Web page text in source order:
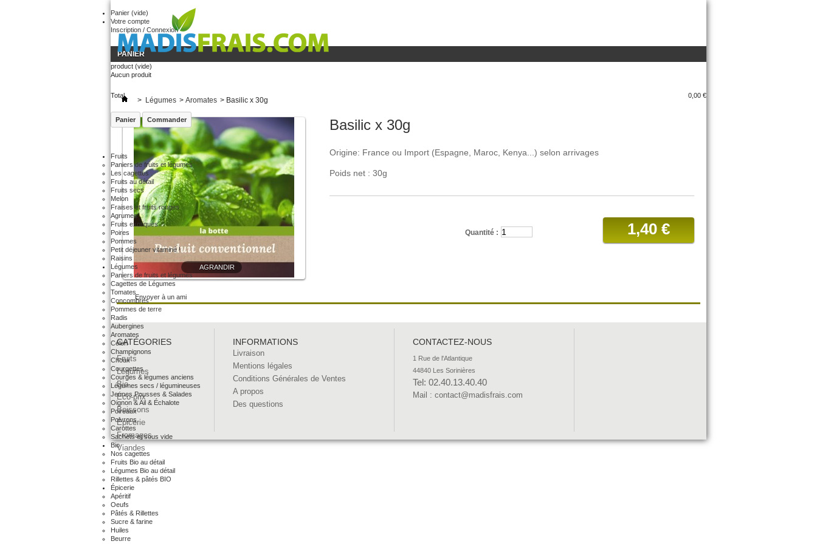
Panier (vide)
Votre compte
Inscription / Connexion
PANIER
product (vide)
Aucun produit
0,00 €
Total
Panier Commander
Fruits
Paniers de fruits et légumes
Les cagettes
Fruits au détail
Fruits secs
Melon
Fraises et fruits rouges
Agrumes
Fruits exotiques
Poires
Pommes
Petit déjeuner vitaminé !
Raisins
Légumes
Paniers de fruits et légumes
Cagettes de Légumes
Tomates
Concombres
Pommes de terre
Radis
Aubergines
Aromates
Céleri
Champignons
Choux
Courgettes
Courges & légumes anciens
Légumes secs / légumineuses
Jeunes Pousses & Salades
Oignon & Ail & Échalote
Poireaux
Poivrons
Carottes
Sachets et sous vide
Bio
Nos cagettes
Fruits Bio au détail
Légumes Bio au détail
Rillettes & pâtés BIO
Épicerie
Apéritif
Oeufs
Pâtés & Rillettes
Sucre & farine
Huiles
Beurre
> Légumes > Aromates > Basilic x 30g
AGRANDIR
Envoyer à un ami
Basilic x 30g
Origine: France ou Import (Espagne, Maroc, Kenya...) selon arrivages
Poids net : 30g
1,40 €
Quantité :
CATÉGORIES
Fruits
Légumes
Bio
Éco-prix
Boissons
Épicerie
Fromages
Viandes
INFORMATIONS
Livraison
Mentions légales
Conditions Générales de Ventes
A propos
Des questions
CONTACTEZ-NOUS
1 Rue de l'Atlantique
44840 Les Sorinières
Tel: 02.40.13.40.40
Mail : contact@madisfrais.com